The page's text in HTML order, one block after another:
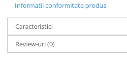
Informatii conformitate produs
Caracteristici
Review-uri(0)